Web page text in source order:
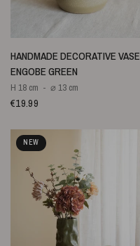
QUICK VIEW
HANDMADE DECORATIVE VASE
ENGOBE GREEN
H 18 cm ⌀ 13 cm
€19.99
NEW